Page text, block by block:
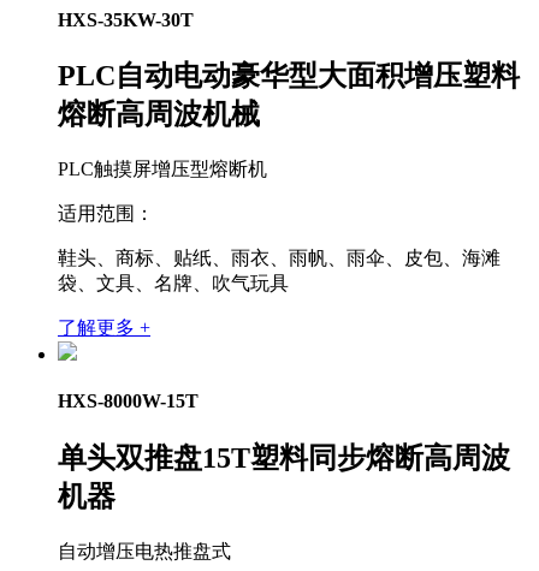
HXS-35KW-30T
PLC自动电动豪华型大面积增压塑料
熔断高周波机械
PLC触摸屏增压型熔断机
适用范围：
鞋头、商标、贴纸、雨衣、雨帆、雨伞、皮包、海滩
袋、文具、名牌、吹气玩具
了解更多 +
HXS-8000W-15T
单头双推盘15T塑料同步熔断高周波
机器
自动增压电热推盘式